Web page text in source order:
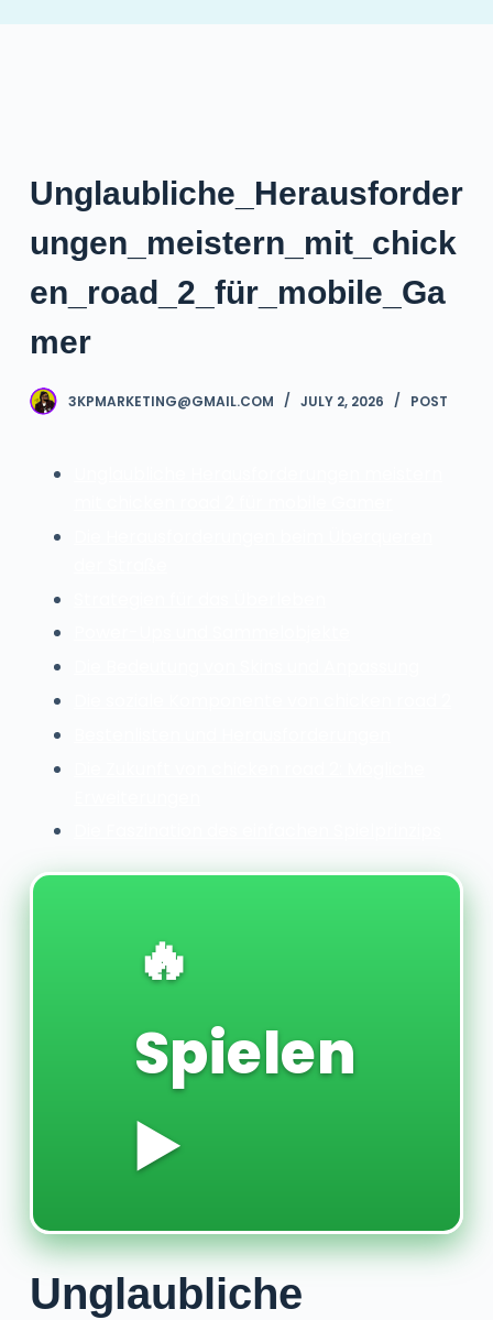
c
n
n
Unglaubliche_Herausforder
ungen_meistern_mit_chick
en_road_2_für_mobile_Ga
mer
3KPMARKETING@GMAIL.COM JULY 2, 2026 POST
🔥
Spielen
▶️
Unglaubliche